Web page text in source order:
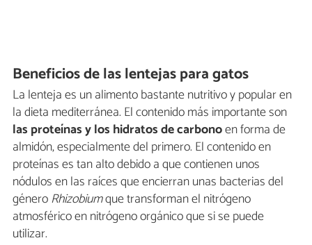
Beneficios de las lentejas para gatos
La lenteja es un alimento bastante nutritivo y popular en
la dieta mediterránea. El contenido más importante son
las proteínas y los hidratos de carbonoen forma de
almidón, especialmente del primero. El contenido en
proteínas es tan alto debido a que contienen unos
nódulos en las raíces que encierran unas bacterias del
géneroRhizobiumque transforman el nitrógeno
atmosférico en nitrógeno orgánico que si se puede
utilizar.